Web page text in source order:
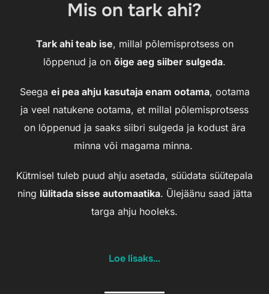
Mis on tark ahi?
Tark ahi teab ise, millal põlemisprotsess on
lõppenud ja on õige aeg siiber sulgeda.
Seega ei pea ahju kasutaja enam ootama, ootama
ja veel natukene ootama, et millal põlemisprotsess
on lõppenud ja saaks siibri sulgeda ja kodust ära
minna või magama minna.
Kütmisel tuleb puud ahju asetada, süüdata süütepala
ning lülitada sisse automaatika. Ülejäänu saad jätta
targa ahju hooleks.
Loe lisaks…